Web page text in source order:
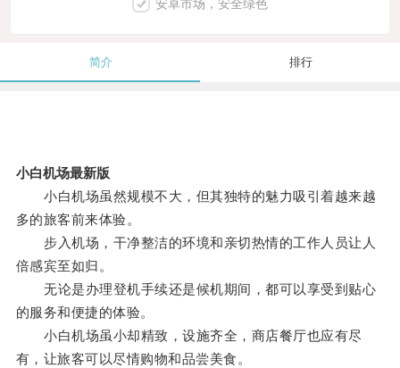
安卓市场，安全绿色
简介 排行
小白机场最新版
小白机场虽然规模不大，但其独特的魅力吸引着越来越
多的旅客前来体验。
步入机场，干净整洁的环境和亲切热情的工作人员让人
倍感宾至如归。
无论是办理登机手续还是候机期间，都可以享受到贴心
的服务和便捷的体验。
小白机场虽小却精致，设施齐全，商店餐厅也应有尽
有，让旅客可以尽情购物和品尝美食。